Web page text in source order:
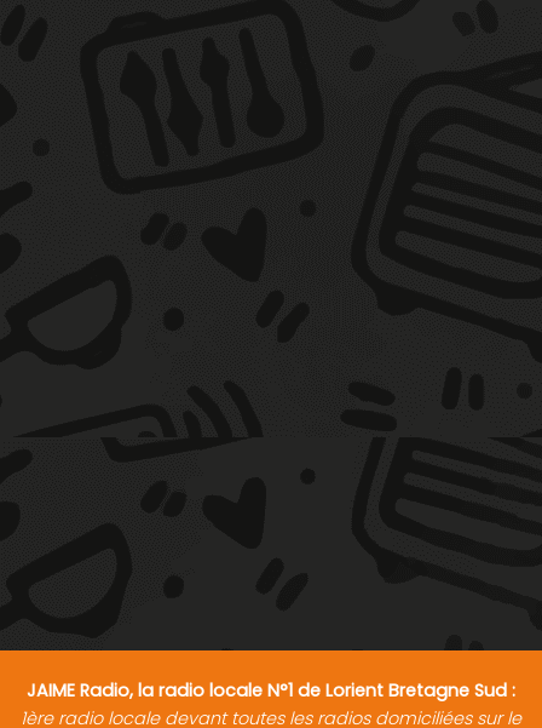
JAIME Radio, la radio locale N°1 de Lorient Bretagne Sud :
1ère radio locale devant toutes les radios domiciliées sur le